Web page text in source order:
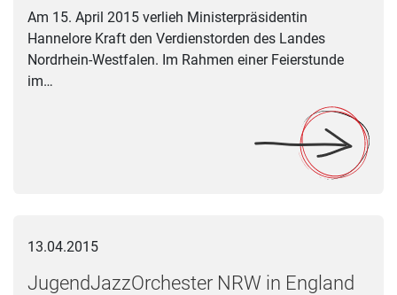
Am 15. April 2015 verlieh Ministerpräsidentin
Hannelore Kraft den Verdienstorden des Landes
Nordrhein-Westfalen. Im Rahmen einer Feierstunde
im…
13.04.2015
JugendJazzOrchester NRW in England